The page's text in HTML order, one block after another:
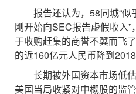
报告还认为，58同城“似
刚开始向SEC报告虚假收入”
于收购赶集的商誉不翼而飞
的近160亿元人民币降到
长期被外国资本市场低估
美国当局收紧对中概股的监